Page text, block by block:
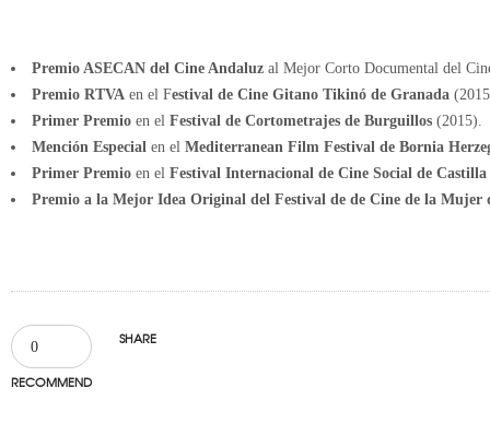
Premio ASECAN del Cine Andaluz al Mejor Corto Documental del
Premio RTVA en el Festival de Cine Gitano Tikinó de Granada
Primer Premio en el Festival de Cortometrajes de Burguillos (2015).
Mención Especial en el Mediterranean Film Festival de Bornia
Primer Premio en el Festival Internacional de Cine Social de
Premio a la Mejor Idea Original del Festival de de Cine de la Mujer
0
RECOMMEND
SHARE